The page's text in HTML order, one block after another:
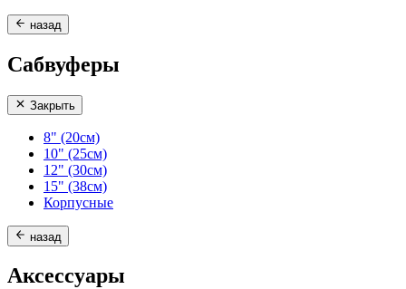
назад
Сабвуферы
Закрыть
8" (20см)
10" (25см)
12" (30см)
15" (38см)
Корпусные
назад
Аксессуары